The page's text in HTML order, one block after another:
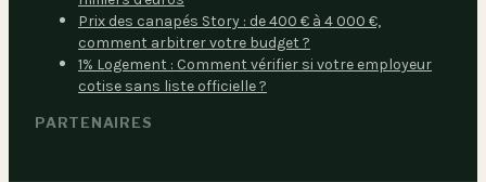
Prix des canapés Story : de 400 € à 4 000 €,
comment arbitrer votre budget ?
1% Logement : Comment vérifier si votre employeur
cotise sans liste officielle ?
PARTENAIRES